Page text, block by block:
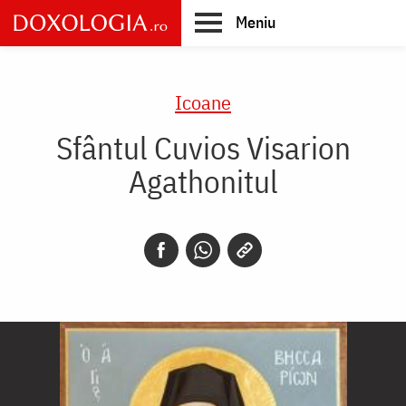
Skip
to
main
Meniu
Icoane
Sfântul Cuvios Visarion
Agathonitul